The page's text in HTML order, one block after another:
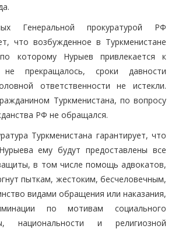
Генеральной прокуратурой РФ
что возбужденное в Туркменистане
которому Нурыев привлекается к
не прекращалось, сроки давности
ответственности не истекли.
Туркменистана, по вопросу
РФ не обращался.
Туркменистана гарантирует, что
ему будут предоставлены все
в том числе помощь адвокатов,
пыткам, жестоким, бесчеловечным,
видами обращения или наказания,
по мотивам социального
национальности и религиозной